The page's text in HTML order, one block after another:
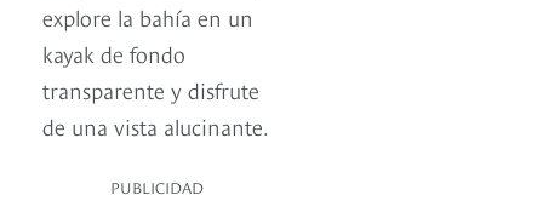
explore la bahía en un
kayak de fondo
transparente y disfrute
de una vista alucinante.
PUBLICIDAD